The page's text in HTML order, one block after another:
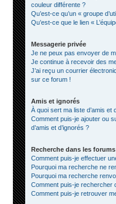
couleur différente ?
Qu’est-ce qu’un « groupe
Qu’est-ce que le lien «
Messagerie privée
Je ne peux pas envoyer de
Je continue à recevoir des
J’ai reçu un courrier
sur ce forum !
Amis et ignorés
À quoi sert ma liste d’amis et
Comment puis-je ajouter ou
d’amis et d’ignorés ?
Recherche dans les forums
Comment puis-je effectuer
Pourquoi ma recherche ne
Pourquoi ma recherche
Comment puis-je rechercher
Comment puis-je retrouver